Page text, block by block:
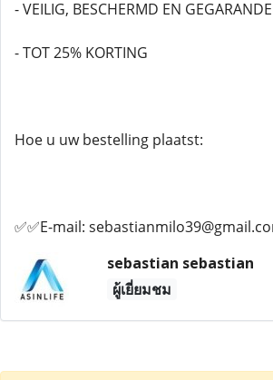
- VEILIG, BESCHERMD EN
- TOT 25% KORTING
Hoe u uw bestelling plaatst:
✅✅E-mail:
sebastian sebastian
ผู้เยี่ยมชม